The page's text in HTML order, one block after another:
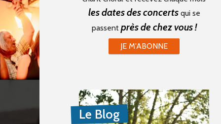
les dates des concertsqui se
passent près de chez vous !
JE M'ABONNE
Le Blog